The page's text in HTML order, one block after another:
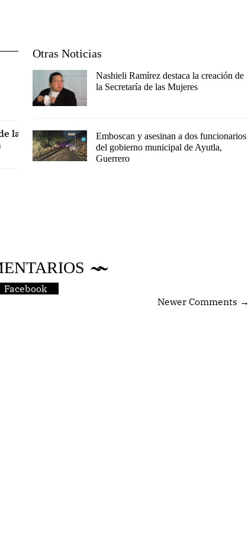
la
Otras Noticias
Nashieli Ramírez destaca la creación de
la Secretaría de las Mujeres
Emboscan y asesinan a dos funcionarios
del gobierno municipal de Ayutla,
Guerrero
Facebook
Newer Comments →